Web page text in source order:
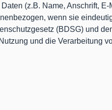
(z.B. Name, Anschrift, E-
wenn sie
(BDSG) und
und die Verarbeitung